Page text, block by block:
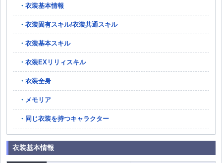
衣装基本情報
衣装固有スキル/衣装共通スキル
衣装基本スキル
衣装EXリリィスキル
衣装全身
メモリア
同じ衣装を持つキャラクター
衣装基本情報